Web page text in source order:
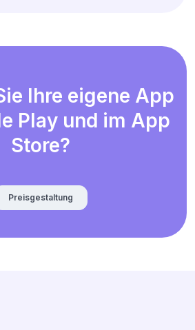
Ihre eigene App
Play und im App
Store?
Preisgestaltung